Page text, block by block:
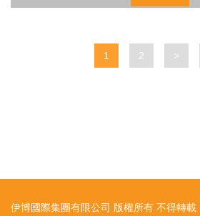
1 2 >
伊博國際集團有限公司 版權所有 不得轉載